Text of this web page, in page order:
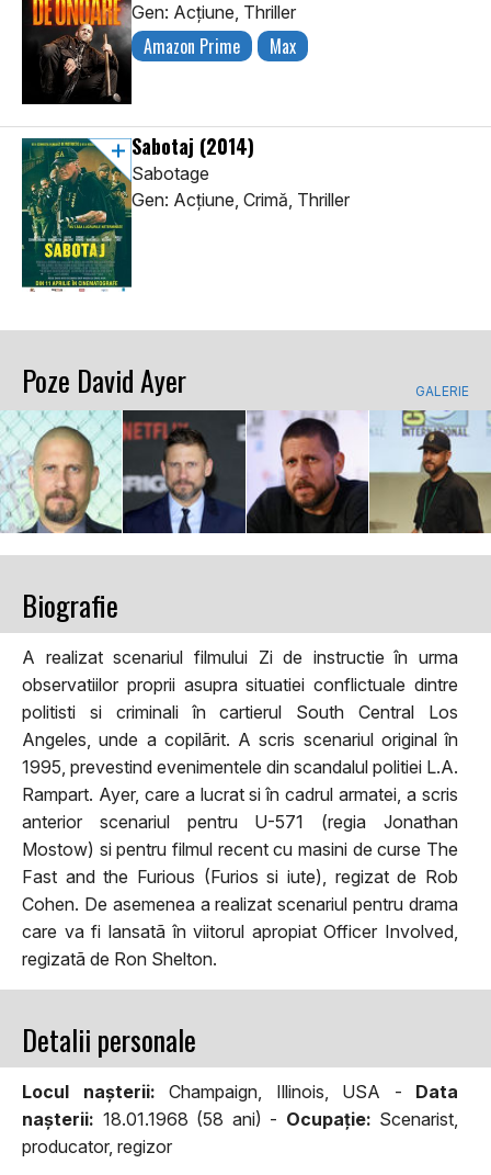
Gen: Acţiune, Thriller
Amazon Prime Max
Sabotaj (2014)
Sabotage
Gen: Acţiune, Crimă, Thriller
Poze David Ayer GALERIE
Biografie
A realizat scenariul filmului Zi de instructie în urma
observatiilor proprii asupra situatiei conflictuale dintre
politisti si criminali în cartierul South Central Los
Angeles, unde a copilãrit. A scris scenariul original în
1995, prevestind evenimentele din scandalul politiei L.A.
Rampart. Ayer, care a lucrat si în cadrul armatei, a scris
anterior scenariul pentru U-571 (regia Jonathan
Mostow) si pentru filmul recent cu masini de curse The
Fast and the Furious (Furios si iute), regizat de Rob
Cohen. De asemenea a realizat scenariul pentru drama
care va fi lansatã în viitorul apropiat Officer Involved,
regizatã de Ron Shelton.
Detalii personale
Locul naşterii: Champaign, Illinois, USA - Data
naşterii: 18.01.1968 (58 ani) - Ocupaţie: Scenarist,
producator, regizor